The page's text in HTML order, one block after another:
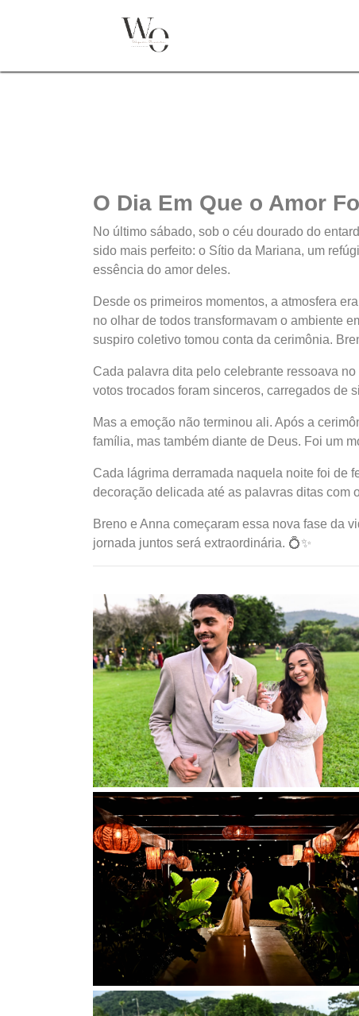
O Dia Em Que o Amor
No último sábado, sob o céu dourado do
sido mais perfeito: o Sítio da Mariana, um
essência do amor deles.
Desde os primeiros momentos, a atmosfera
no olhar de todos transformavam o ambiente
suspiro coletivo tomou conta da cerimônia.
Cada palavra dita pelo celebrante ressoava
votos trocados foram sinceros, carregados de
Mas a emoção não terminou ali. Após a
família, mas também diante de Deus. Foi um
Cada lágrima derramada naquela noite foi de
decoração delicada até as palavras ditas com
Breno e Anna começaram essa nova fase da
jornada juntos será extraordinária. 💍✨